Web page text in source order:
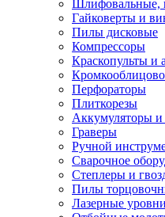
Шлифовальные,
Гайковерты и
Пилы дисковые
Компрессоры
Краскопульты и
Перфораторы
Плиткорезы
Аккумуляторы и
Граверы
Ручной
Сварочное
Степлеры и
Пилы
Лазерные